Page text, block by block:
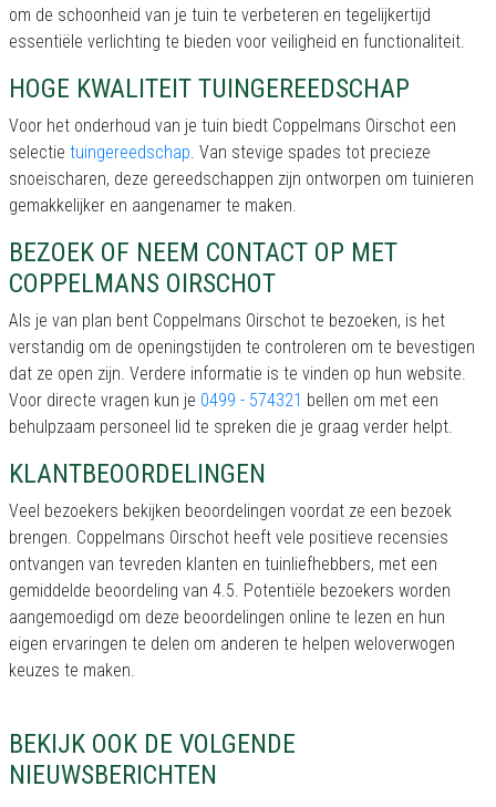
om de schoonheid van je tuin te verbeteren en tegelijkertijd
essentiële verlichting te bieden voor veiligheid en functionaliteit.
HOGE KWALITEIT TUINGEREEDSCHAP
Voor het onderhoud van je tuin biedt Coppelmans Oirschot een
selectie tuingereedschap. Van stevige spades tot precieze
snoeischaren, deze gereedschappen zijn ontworpen om tuinieren
gemakkelijker en aangenamer te maken.
BEZOEK OF NEEM CONTACT OP MET
COPPELMANS OIRSCHOT
Als je van plan bent Coppelmans Oirschot te bezoeken, is het
verstandig om de openingstijden te controleren om te bevestigen
dat ze open zijn. Verdere informatie is te vinden op hun website.
Voor directe vragen kun je 0499 - 574321 bellen om met een
behulpzaam personeel lid te spreken die je graag verder helpt.
KLANTBEOORDELINGEN
Veel bezoekers bekijken beoordelingen voordat ze een bezoek
brengen. Coppelmans Oirschot heeft vele positieve recensies
ontvangen van tevreden klanten en tuinliefhebbers, met een
gemiddelde beoordeling van 4.5. Potentiële bezoekers worden
aangemoedigd om deze beoordelingen online te lezen en hun
eigen ervaringen te delen om anderen te helpen weloverwogen
keuzes te maken.
BEKIJK OOK DE VOLGENDE
NIEUWSBERICHTEN